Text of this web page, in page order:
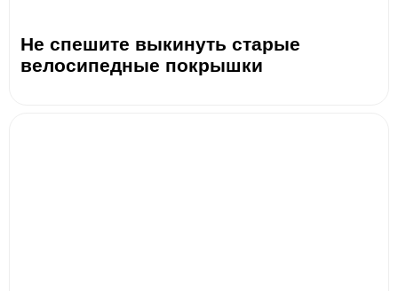
Не спешите выкинуть старые
велосипедные покрышки